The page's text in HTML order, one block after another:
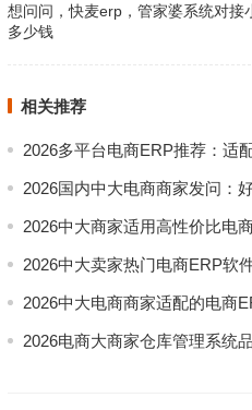
想问问，快麦erp，管家婆系统对接
多少钱
相关推荐
2026多平台电商ERP推荐：适
2026国内中大电商商家发问：
2026中大商家适用高性价比电
2026中大卖家热门电商ERP软
2026中大电商商家适配的电商
2026电商大商家仓库管理系统